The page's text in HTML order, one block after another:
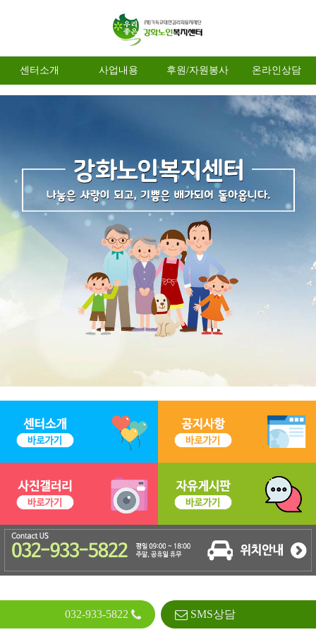
센터소개 사업내용 후원/자원봉사 온라인상담
032-933-5822 SMS상담